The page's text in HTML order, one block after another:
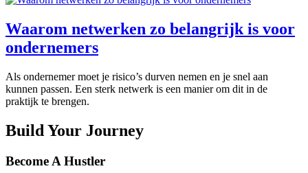
Waarom netwerken zo belangrijk is voor
ondernemers
Als ondernemer moet je risico’s durven nemen en je snel aan
kunnen passen. Een sterk netwerk is een manier om dit in de
praktijk te brengen.
Build Your Journey
Become A Hustler